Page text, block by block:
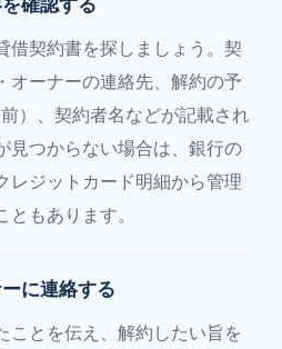
借契約書を探しましょう。契
オーナーの連絡先、解約の予
）、契約者名などが記載され
見つからない場合は、銀行の
レジットカード明細から管理
もあります。
に連絡する
ことを伝え、解約したい旨を